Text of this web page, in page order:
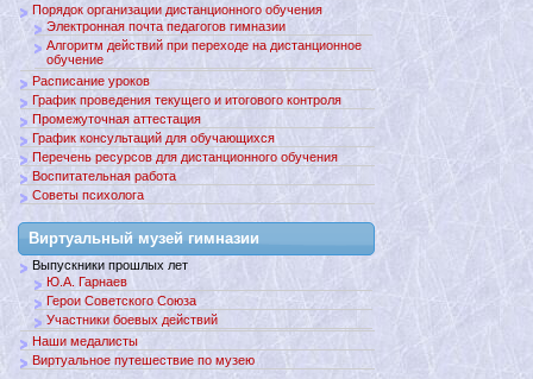
Порядок организации дистанционного обучения
Электронная почта педагогов гимназии
Алгоритм действий при переходе на дистанционное
обучение
Расписание уроков
График проведения текущего и итогового контроля
Промежуточная аттестация
График консультаций для обучающихся
Перечень ресурсов для дистанционного обучения
Воспитательная работа
Советы психолога
Виртуальный музей гимназии
Выпускники прошлых лет
Ю.А. Гарнаев
Герои Советского Союза
Участники боевых действий
Наши медалисты
Виртуальное путешествие по музею